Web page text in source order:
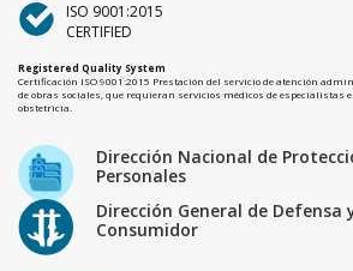
ISO 9001:2015
CERTIFIED
Registered Quality System
Certificación ISO 9001:2015 Prestación del servicio de atención
de obras sociales, que requieran servicios médicos de especialistas
obstetricia.
Dirección Nacional de
Personales
Dirección General de Defensa
Consumidor